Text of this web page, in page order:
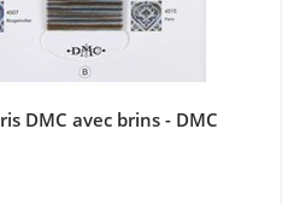
DMC avec brins - DMC